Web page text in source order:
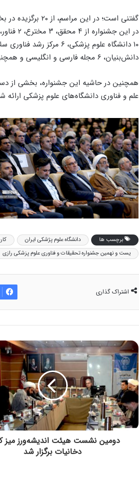
گفتنی است؛ در این مراسم، از ۲۰ برگزیده در بخش حقیقی و ۴۸ برگزیده در بخش حقوقی، تقدیر به عمل آمد.
دانش‌بنیان، ۶ مجله فارسی و انگلیسی و همچنین چندین واحد توسعه بالینی بیمارستان‌ها تقدیر شد.
همچنین در حاشیه این جشنواره، بخشی از
علم و فناوری دانشگاه‌های علوم پزشکی ارائه
برچسب ها دانشگاه علوم پژشکی ایران
یست و نهمین جشنواره تحقیقات و فناوری علوم پزشکی رازی
اشتراک گذاری
دومین نشست هیئت اندیشه‌ورز میز
دخانیات برگزار شد